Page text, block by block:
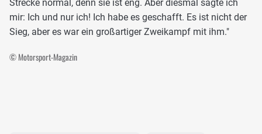
Strecke normal, denn sie ist eng. Aber diesmal sagte ich
mir: Ich und nur ich! Ich habe es geschafft. Es ist nicht der
Sieg, aber es war ein großartiger Zweikampf mit ihm."
© Motorsport-Magazin